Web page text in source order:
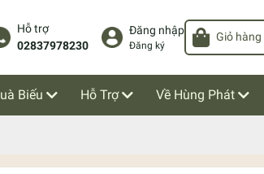
Hỗ trợ
02837978230
Đăng nhập
Đăng ký
Giỏ hàng
Biếu Hỗ Trợ Về Hùng Phát